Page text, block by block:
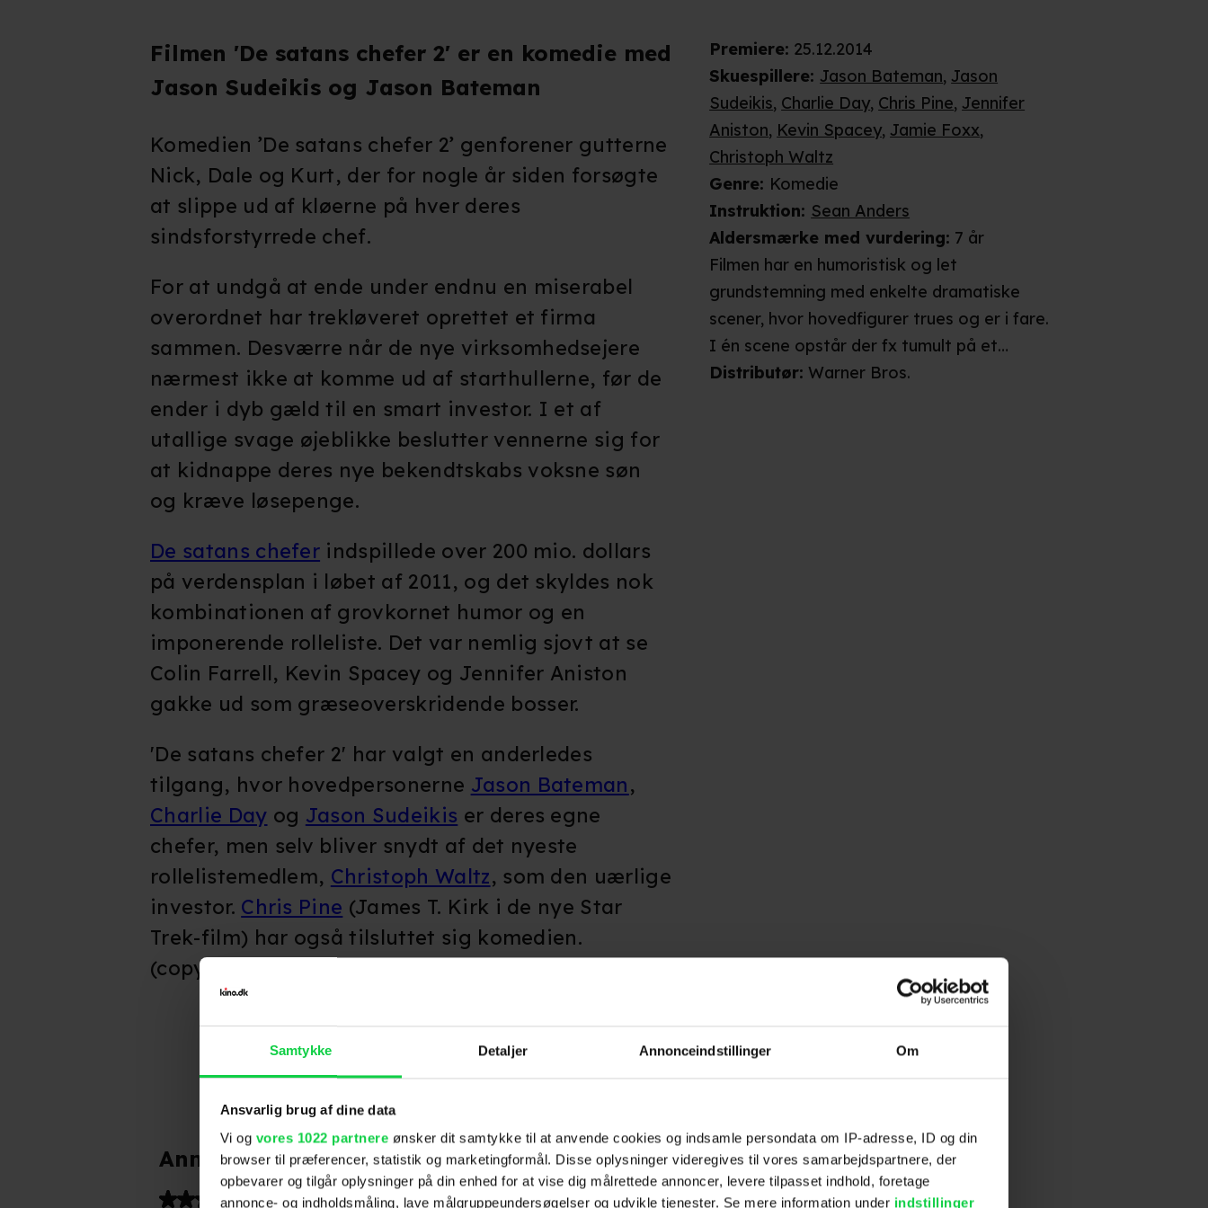
Samtykke Detaljer Annonceindstillinger Om
Ansvarlig brug af dine data
Vi og vores 1022 partnere ønsker dit samtykke til at anvende cookies og indsamle persondata om IP-adresse, ID og din
browser til præferencer, statistik og marketingformål. Disse oplysninger videregives til vores samarbejdspartnere, der
opbevarer og tilgår oplysninger på din enhed for at vise dig målrettede annoncer, levere tilpasset indhold, foretage
annonce- og indholdsmåling, lave målgruppeundersøgelser og udvikle tjenester. Se mere information under indstillinger
Anmeldelser fra medierne
(3 )
Premiere: 25.12.2014
Skuespillere: Jason Bateman, Jason
Sudeikis, Charlie Day, Chris Pine, Jennifer
Aniston, Kevin Spacey, Jamie Foxx,
Christoph Waltz
Genre: Komedie
Instruktion: Sean Anders
Aldersmærke med vurdering: 7 år
Filmen har en humoristisk og let
grundstemning med enkelte dramatiske
scener, hvor hovedfigurer trues og er i fare.
I én scene opstår der fx tumult på et
kontor, og en mand banker hovedet
Distributør: Warner Bros.
Filmen 'De satans chefer 2' er en komedie med
Jason Sudeikis og Jason Bateman
Komedien ’De satans chefer 2’ genforener gutterne
Nick, Dale og Kurt, der for nogle år siden forsøgte
at slippe ud af kløerne på hver deres
sindsforstyrrede chef.
For at undgå at ende under endnu en miserabel
overordnet har trekløveret oprettet et firma
sammen. Desværre når de nye virksomhedsejere
nærmest ikke at komme ud af starthullerne, før de
ender i dyb gæld til en smart investor. I et af
utallige svage øjeblikke beslutter vennerne sig for
at kidnappe deres nye bekendtskabs voksne søn
og kræve løsepenge.
De satans chefer indspillede over 200 mio. dollars
på verdensplan i løbet af 2011, og det skyldes nok
kombinationen af grovkornet humor og en
imponerende rolleliste. Det var nemlig sjovt at se
Colin Farrell, Kevin Spacey og Jennifer Aniston
gakke ud som græseoverskridende bosser.
'De satans chefer 2' har valgt en anderledes
tilgang, hvor hovedpersonerne Jason Bateman,
Charlie Day og Jason Sudeikis er deres egne
chefer, men selv bliver snydt af det nyeste
rollelistemedlem, Christoph Waltz, som den uærlige
investor. Chris Pine (James T. Kirk i de nye Star
Trek-film) har også tilsluttet sig komedien.
(copyright: kino.dk)